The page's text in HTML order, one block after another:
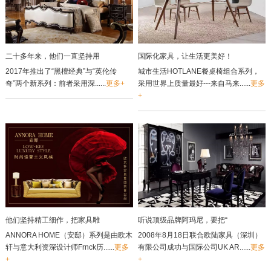
二十多年来，他们一直坚持用
2017年推出了“黑檀经典”与“英伦传
奇”两个新系列：前者采用深...... 更多+
国际化家具，让生活更美好！
城市生活HOTLANE餐桌椅组合系列，
采用世界上质量最好---来自马来......更多
+
他们坚持精工细作，把家具雕
ANNORA HOME（安邸）系列是由欧木
轩与意大利资深设计师Frnck历......更多
+
听说顶级品牌阿玛尼，要把“
2008年8月18日联合欧陆家具（深圳）
有限公司成功与国际公司UK AR......更多
+